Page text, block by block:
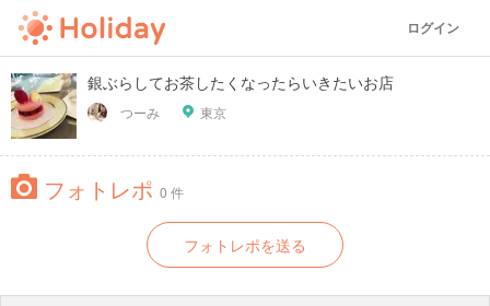
ログイン
銀ぶらしてお茶したくなったらいきたいお店
つーみ 東京
フォトレポ 0 件
フォトレポを送る